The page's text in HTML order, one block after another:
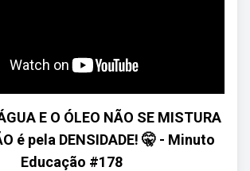
E O ÓLEO NÃO SE MISTURA
é pela DENSIDADE! 🤫 - Minuto
Educação #178